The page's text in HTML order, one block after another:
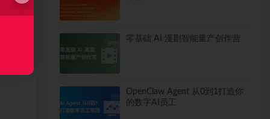
零基础 AI 漫剧智能量产创作营
OpenClaw Agent 从0到1打造你
的数字AI员工